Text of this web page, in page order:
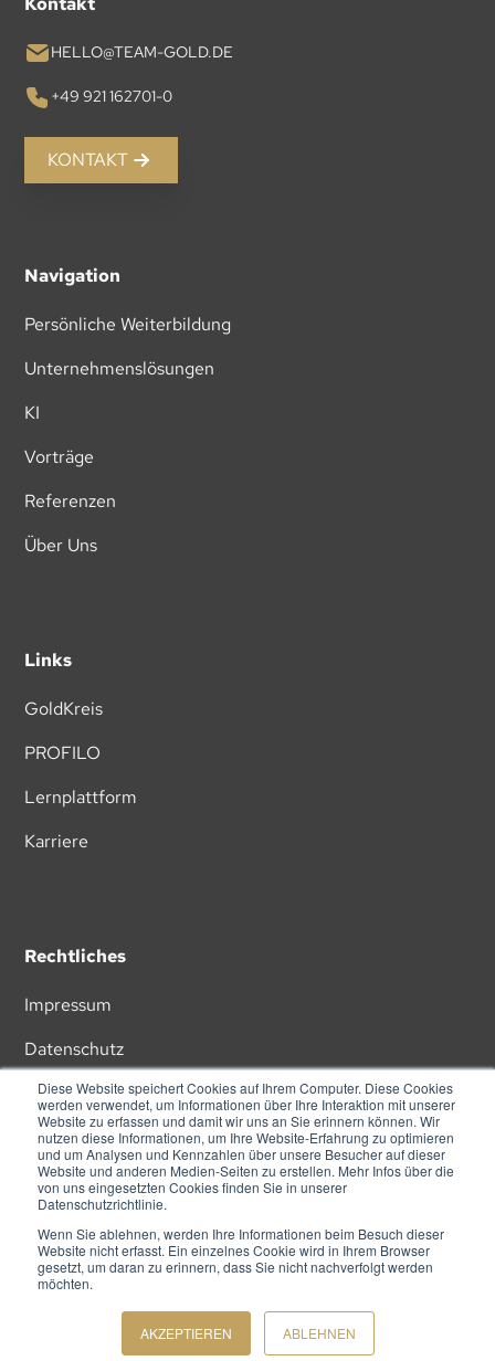
Diese Website speichert Cookies auf Ihrem Computer. Diese Cookies
werden verwendet, um Informationen über Ihre Interaktion mit unserer
Website zu erfassen und damit wir uns an Sie erinnern können. Wir
nutzen diese Informationen, um Ihre Website-Erfahrung zu optimieren
und um Analysen und Kennzahlen über unsere Besucher auf dieser
Website und anderen Medien-Seiten zu erstellen. Mehr Infos über die
von uns eingesetzten Cookies finden Sie in unserer
Datenschutzrichtlinie.
Wenn Sie ablehnen, werden Ihre Informationen beim Besuch dieser
Website nicht erfasst. Ein einzelnes Cookie wird in Ihrem Browser
gesetzt, um daran zu erinnern, dass Sie nicht nachverfolgt werden
möchten.
AKZEPTIEREN ABLEHNEN
HELLO@TEAM-GOLD.DE
+49 921 162701-0
KONTAKT
Navigation
Persönliche Weiterbildung
Unternehmenslösungen
KI
Vorträge
Referenzen
Über Uns
Links
GoldKreis
PROFILO
Lernplattform
Karriere
Rechtliches
Impressum
Datenschutz
AGB
© TEAM GOLD 2026. ALLE RECHTE VORBEHALTEN.
ZU UNSEREM NEWSLETTER